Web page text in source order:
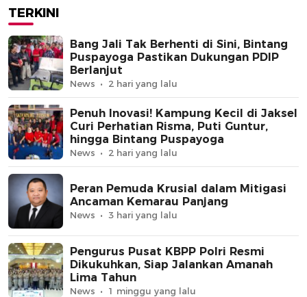
TERKINI
Bang Jali Tak Berhenti di Sini, Bintang
Puspayoga Pastikan Dukungan PDIP
Berlanjut
News 2 hari yang lalu
Penuh Inovasi! Kampung Kecil di Jaksel
Curi Perhatian Risma, Puti Guntur,
hingga Bintang Puspayoga
News 2 hari yang lalu
Peran Pemuda Krusial dalam Mitigasi
Ancaman Kemarau Panjang
News 3 hari yang lalu
Pengurus Pusat KBPP Polri Resmi
Dikukuhkan, Siap Jalankan Amanah
Lima Tahun
News 1 minggu yang lalu